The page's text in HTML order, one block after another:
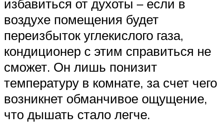
избавиться от духоты – если в
воздухе помещения будет
переизбыток углекислого газа,
кондиционер с этим справиться не
сможет. Он лишь понизит
температуру в комнате, за счет чего
возникнет обманчивое ощущение,
что дышать стало легче.